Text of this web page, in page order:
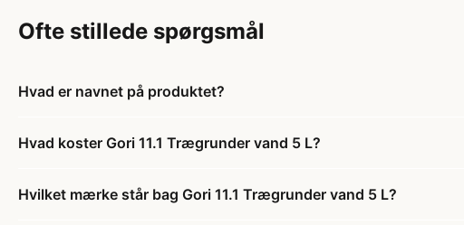
Ofte stillede spørgsmål
Hvad er navnet på produktet?
Hvad koster Gori 11.1 Trægrunder vand 5 L?
Hvilket mærke står bag Gori 11.1 Trægrunder vand 5 L?